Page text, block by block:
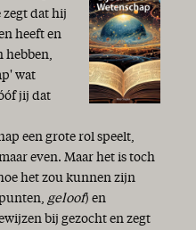
zegt dat hij
heeft en
hebben,
wat
jij dat
een grote rol speelt,
even. Maar het is toch
het zou kunnen zijn
geloof) en
bij gezocht en zegt